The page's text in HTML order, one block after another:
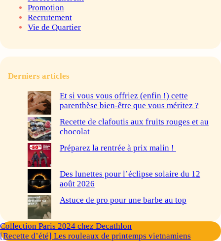
Promotion
Recrutement
Vie de Quartier
Derniers articles
Et si vous vous offriez (enfin !) cette
parenthèse bien-être que vous méritez ?
Recette de clafoutis aux fruits rouges et au
chocolat
Préparez la rentrée à prix malin !
Des lunettes pour l’éclipse solaire du 12
août 2026
Astuce de pro pour une barbe au top
Collection Paris 2024 chez Decathlon
[Recette d’été] Les rouleaux de printemps vietnamiens